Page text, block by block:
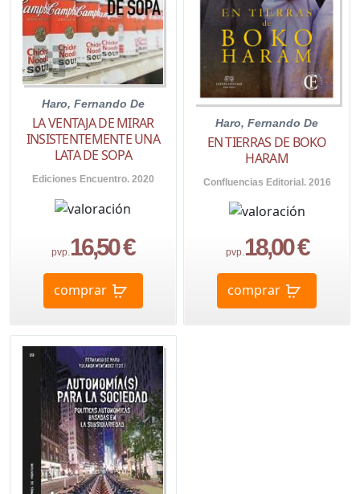
Haro, Fernando De
LA VENTAJA DE MIRAR
INSISTENTEMENTE UNA
LATA DE SOPA
Ediciones Encuentro. 2020
pvp.16,50 €
comprar
Haro, Fernando De
EN TIERRAS DE BOKO
HARAM
Confluencias Editorial. 2016
pvp.18,00 €
comprar